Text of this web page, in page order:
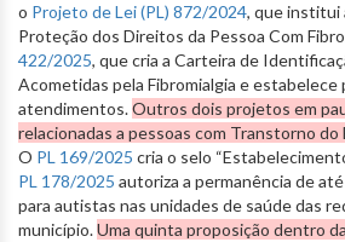
o Projeto de Lei (PL) 872/2024, que institui
Proteção dos Direitos da Pessoa Com
422/2025, que cria a Carteira de
Acometidas pela Fibromialgia e estabelece
atendimentos.Outros dois projetos em
relacionadas a pessoas com Transtorno
O PL 169/2025 cria o selo
PL 178/2025 autoriza a permanência de
para autistas nas unidades de saúde das
município.Uma quinta proposição dentro